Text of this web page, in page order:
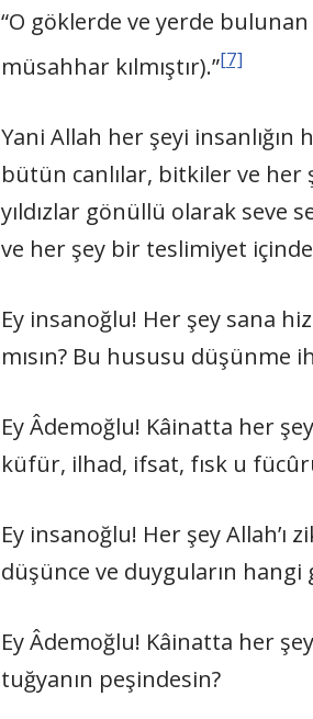
“O göklerde ve yerde
müsahhar kılmıştır).”[7]
Yani Allah her şeyi
bütün canlılar, bitkiler ve her
yıldızlar gönüllü olarak seve
ve her şey bir teslimiyet
Ey insanoğlu! Her şey sana
mısın? Bu hususu düşünme
Ey Âdemoğlu! Kâinatta her
küfür, ilhad, ifsat, fısk u
Ey insanoğlu! Her şey
düşünce ve duyguların hangi
Ey Âdemoğlu! Kâinatta her
tuğyanın peşindesin?